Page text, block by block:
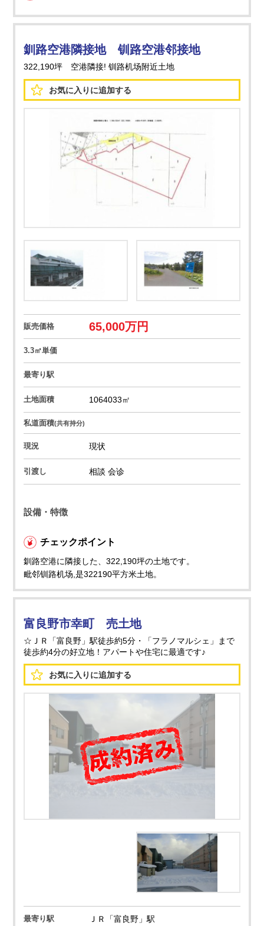
釧路空港隣接地 钏路空港邻接地
322,190坪 空港隣接! 钏路机场附近土地
お気に入りに追加する
販売価格 65,000万円
3.3㎡単価
最寄り駅
土地面積 1064033㎡
私道面積(共有持分)
現況 現状
引渡し 相談 会诊
設備・特徴
チェックポイント
釧路空港に隣接した、322,190坪の土地です。
毗邻钏路机场,是322190平方米土地。
富良野市幸町 売土地
☆ＪＲ「富良野」駅徒歩約5分・「フラノマルシェ」まで
徒歩約4分の好立地！アパートや住宅に最適です♪
お気に入りに追加する
最寄り駅 ＪＲ「富良野」駅